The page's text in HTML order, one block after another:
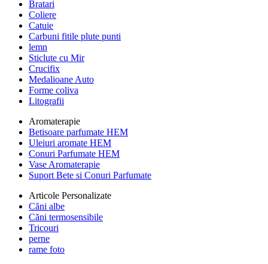
Bratari
Coliere
Catuie
Carbuni fitile plute punti
lemn
Sticlute cu Mir
Crucifix
Medalioane Auto
Forme coliva
Litografii
Aromaterapie
Betisoare parfumate HEM
Uleiuri aromate HEM
Conuri Parfumate HEM
Vase Aromaterapie
Suport Bete si Conuri Parfumate
Articole Personalizate
Căni albe
Căni termosensibile
Tricouri
perne
rame foto